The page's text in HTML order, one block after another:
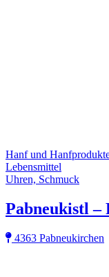
Hanf und
Lebensmittel
Uhren, Schmuck
Pabneukistl –
4363 Pabneukirchen